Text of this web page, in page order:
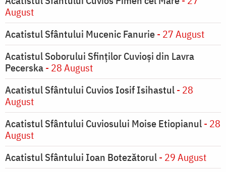
August
Acatistul Sfântului Mucenic Fanurie- 27 August
Acatistul Soborului Sfinților Cuvioși din Lavra
Pecerska- 28 August
Acatistul Sfântului Cuvios Iosif Isihastul- 28
August
Acatistul Sfântului Cuviosului Moise Etiopianul- 28
August
Acatistul Sfântului Ioan Botezătorul- 29 August